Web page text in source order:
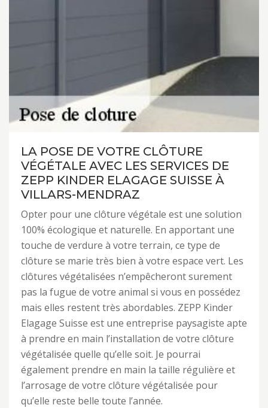
LA POSE DE VOTRE CLÔTURE
VÉGÉTALE AVEC LES SERVICES DE
ZEPP KINDER ELAGAGE SUISSE À
VILLARS-MENDRAZ
Opter pour une clôture végétale est une solution
100% écologique et naturelle. En apportant une
touche de verdure à votre terrain, ce type de
clôture se marie très bien à votre espace vert. Les
clôtures végétalisées n’empêcheront surement
pas la fugue de votre animal si vous en possédez
mais elles restent très abordables. ZEPP Kinder
Elagage Suisse est une entreprise paysagiste apte
à prendre en main l’installation de votre clôture
végétalisée quelle qu’elle soit. Je pourrai
également prendre en main la taille régulière et
l’arrosage de votre clôture végétalisée pour
qu’elle reste belle toute l’année.